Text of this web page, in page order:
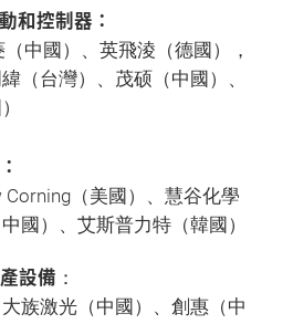
和控制器：
中國）、英飛淩（德國），
（台灣）、茂硕（中國）、
（美國）、慧谷化學
國）、艾斯普力特（韓國）
設備 ：
族激光（中國）、創惠（中